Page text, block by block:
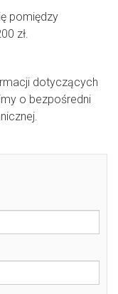
pomiędzy
zł.
dotyczących
o bezpośredni